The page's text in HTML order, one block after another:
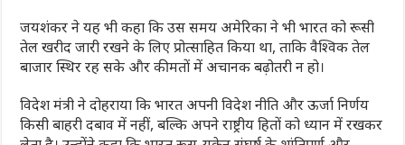
जयशंकर ने यह भी कहा कि उस समय अमेरिका ने भी भारत को रूसी
तेल खरीद जारी रखने के लिए प्रोत्साहित किया था, ताकि वैश्विक तेल
बाजार स्थिर रह सके और कीमतों में अचानक बढ़ोतरी न हो।
विदेश मंत्री ने दोहराया कि भारत अपनी विदेश नीति और ऊर्जा निर्णय
किसी बाहरी दबाव में नहीं, बल्कि अपने राष्ट्रीय हितों को ध्यान में रखकर